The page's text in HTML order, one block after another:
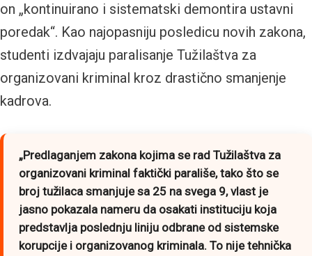
on „kontinuirano i sistematski demontira ustavni
poredak“. Kao najopasniju posledicu novih zakona,
studenti izdvajaju paralisanje Tužilaštva za
organizovani kriminal kroz drastično smanjenje
kadrova.
„Predlaganjem zakona kojima se rad Tužilaštva za
organizovani kriminal faktički parališe, tako što se
broj tužilaca smanjuje sa 25 na svega 9, vlast je
jasno pokazala nameru da osakati instituciju koja
predstavlja poslednju liniju odbrane od sistemske
korupcije i organizovanog kriminala. To nije tehnička